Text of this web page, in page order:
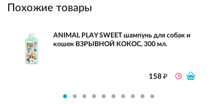
Похожие товары
ANIMAL PLAY SWEET шампунь для собак и
кошек ВЗРЫВНОЙ КОКОС, 300 мл.
158₽